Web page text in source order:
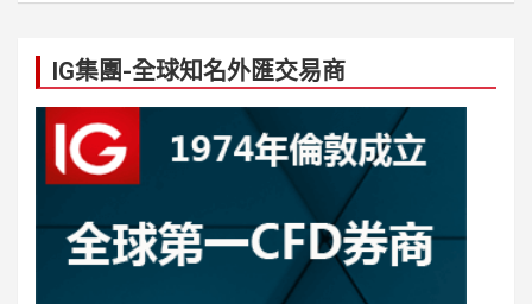
IG集團-全球知名外匯交易商